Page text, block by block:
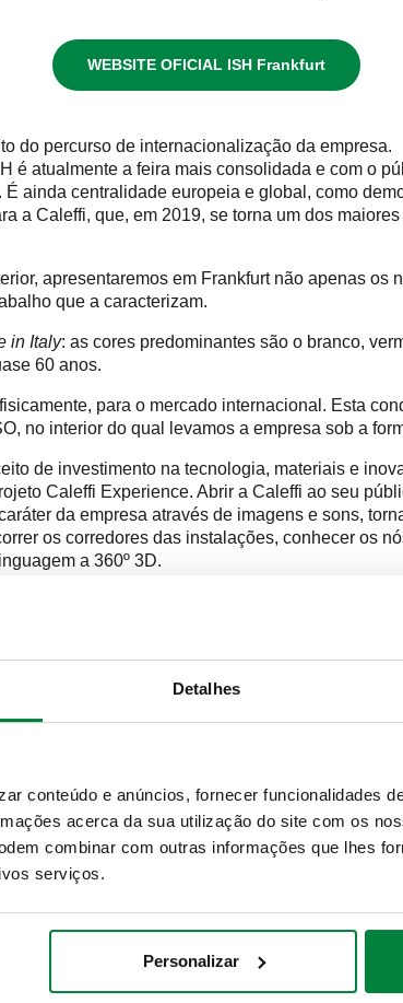
Detalhes
conteúdo e anúncios, fornecer funcionalidades
acerca da sua utilização do site com os
combinar com outras informações que lhes
serviços.
Personalizar
WEBSITE OFICIAL ISH Frankfurt
do percurso de internacionalização da empresa.
é atualmente a feira mais consolidada e com o
ainda centralidade europeia e global, como
a Caleffi, que, em 2019, se torna um dos
apresentaremos em Frankfurt não apenas os
que a caracterizam.
in Italy: as cores predominantes são o branco,
60 anos.
para o mercado internacional. Esta
no interior do qual levamos a empresa sob a
de investimento na tecnologia, materiais e
Caleffi Experience. Abrir a Caleffi ao seu
da empresa através de imagens e sons,
os corredores das instalações, conhecer os
a 360º 3D.
é um ponto de referência incontornável e o
importante contributo estrutural mas, como já
um dos quais um preciso significado
são fortemente identificativos da realidade
mantém-se inalterado, enquanto
e hidrossanitárias foi reforçada, de modo a
uma visão sobre as últimas novidades em